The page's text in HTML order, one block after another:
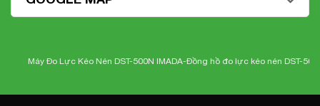
Máy Đo Lực Kéo Nén DST-500N IMADA-Đồng hồ đo lực kéo nén DST-500N